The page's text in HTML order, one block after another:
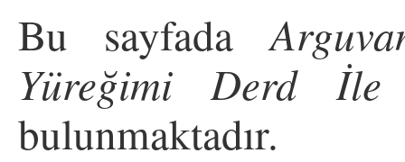
Bu sayfada
Yüreğimi Derd İle
bulunmaktadır.